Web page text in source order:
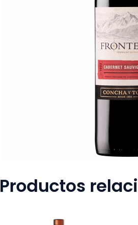
Productos